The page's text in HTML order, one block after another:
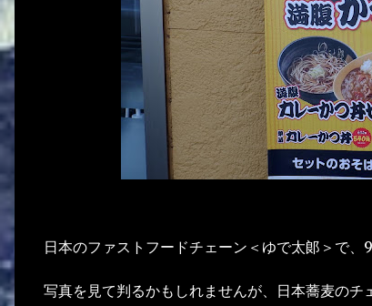
日本のファストフードチェーン＜ゆで太郞＞で
写真を見て判るかもしれませんが、日本蕎麦のチ